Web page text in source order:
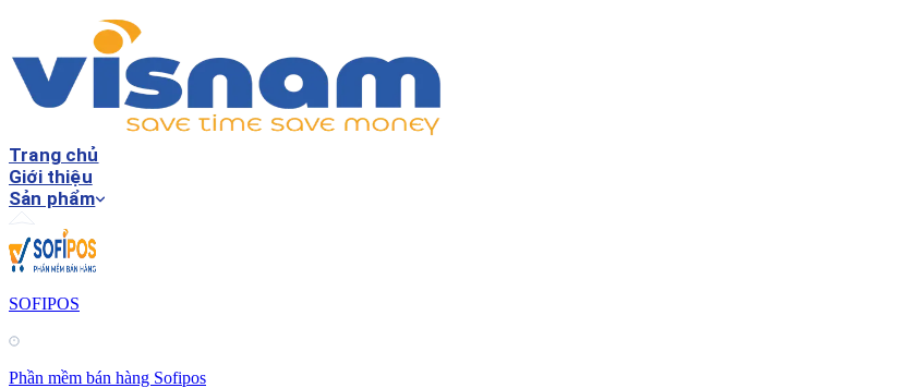
Trang chủ
Giới thiệu
Sản phẩm
SOFIPOS
Phần mềm bán hàng Sofipos